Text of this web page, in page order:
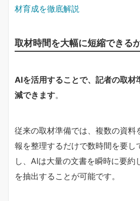
材育成を徹底解説
取材時間を大幅に短縮できる
AIを活用することで、記者の取材
減できます。
従来の取材準備では、複数の資料
報を整理するだけで数時間を要し
し、AIは大量の文書を瞬時に要約
を抽出することが可能です。